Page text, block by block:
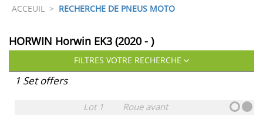
ACCEUIL > RECHERCHE DE PNEUS MOTO
HORWIN Horwin EK3 (2020 - )
FILTRES VOTRE RECHERCHE
1 Set offers
Lot 1 Roue avant